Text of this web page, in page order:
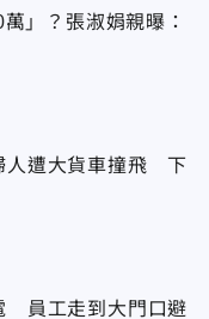
」？張淑娟親曝：
人遭大貨車撞飛 下
員工走到大門口避